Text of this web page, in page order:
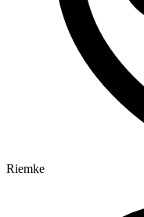
Riemke